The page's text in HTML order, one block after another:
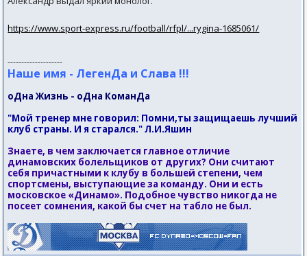
https://www.sport-express.ru/football/rfpl/...rygina-1685061/
--------------------
Наше имя - ЛегенДа и Слава !!!
оДна Жизнь - оДна КоманДа
"Мой тренер мне говорил: Помни,ты защищаешь лучший
клуб страны. И я старался." Л.И.Яшин
Знаете, в чем заключается главное отличие
динамовских болельщиков от других? Они считают
себя причастными к клубу в большей степени, чем
спортсмены, выступающие за команду. Они и есть
московское «Динамо». Подобное чувство никогда не
посеет сомнения, какой бы счет на табло не был.